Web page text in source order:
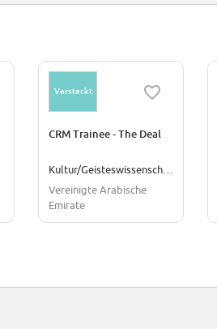
Versteckt
CRM Trainee - The Deal
Vereinigte Arabische
Emirate